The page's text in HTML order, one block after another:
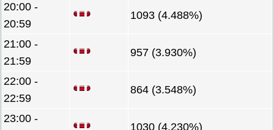
20:00 -
20:59
1093 (4.488%)
21:00 -
21:59
957 (3.930%)
22:00 -
22:59
864 (3.548%)
23:00 -
1030 (4.230%)